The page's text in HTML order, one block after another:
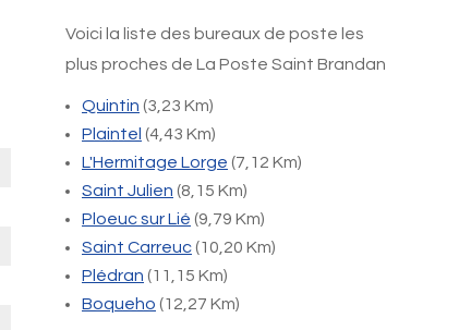
Voici la liste des bureaux de poste les
plus proches de La Poste Saint Brandan
Quintin (3,23 Km)
Plaintel (4,43 Km)
L'Hermitage Lorge (7,12 Km)
Saint Julien (8,15 Km)
Ploeuc sur Lié (9,79 Km)
Saint Carreuc(10,20 Km)
Plédran (11,15 Km)
Boqueho (12,27 Km)